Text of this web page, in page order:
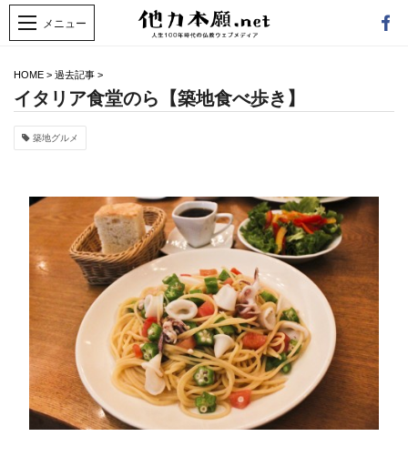
HOME > 過去記事 >
イタリア食堂のら【築地食べ歩き】
築地グルメ